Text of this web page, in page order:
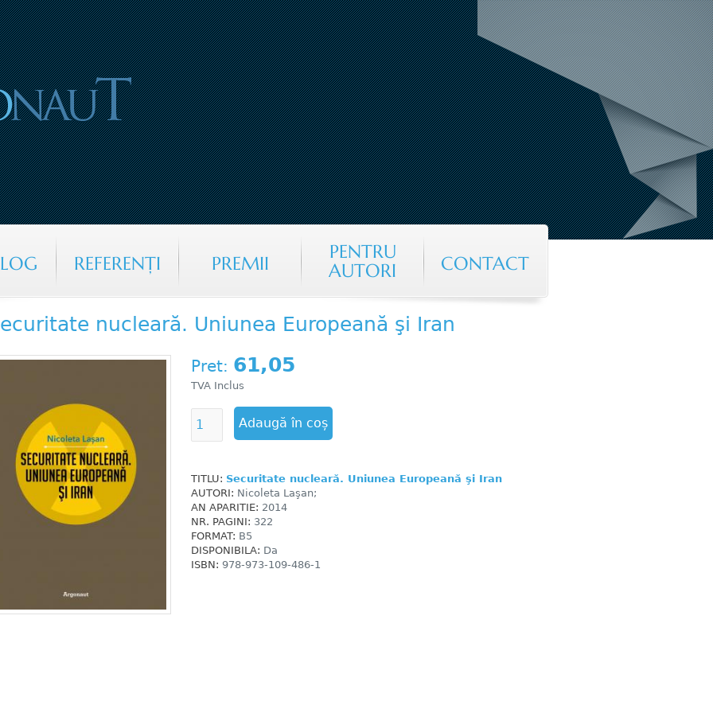
Jump to navigation
REFERENŢI PREMII
PENTRU
AUTORI
CONTACT
nucleară. Uniunea Europeană şi Iran
Pret: 61,05
TVA Inclus
TITLU: Securitate nucleară. Uniunea Europeană şi Iran
AUTORI: Nicoleta Laşan;
AN APARITIE: 2014
NR. PAGINI: 322
FORMAT: B5
DISPONIBILA: Da
ISBN: 978-973-109-486-1